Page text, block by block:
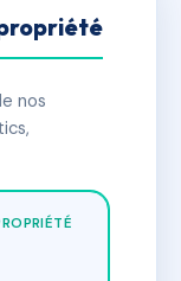
nos